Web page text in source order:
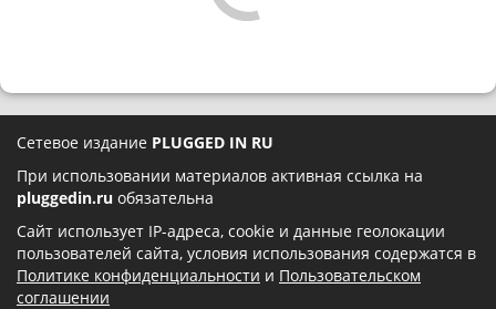
Сетевое издание PLUGGED IN RU
При использовании материалов активная ссылка на
pluggedin.ru обязательна
Сайт использует IP-адреса, cookie и данные геолокации
пользователей сайта, условия использования содержатся в
Политике конфиденциальности и Пользовательском
соглашении